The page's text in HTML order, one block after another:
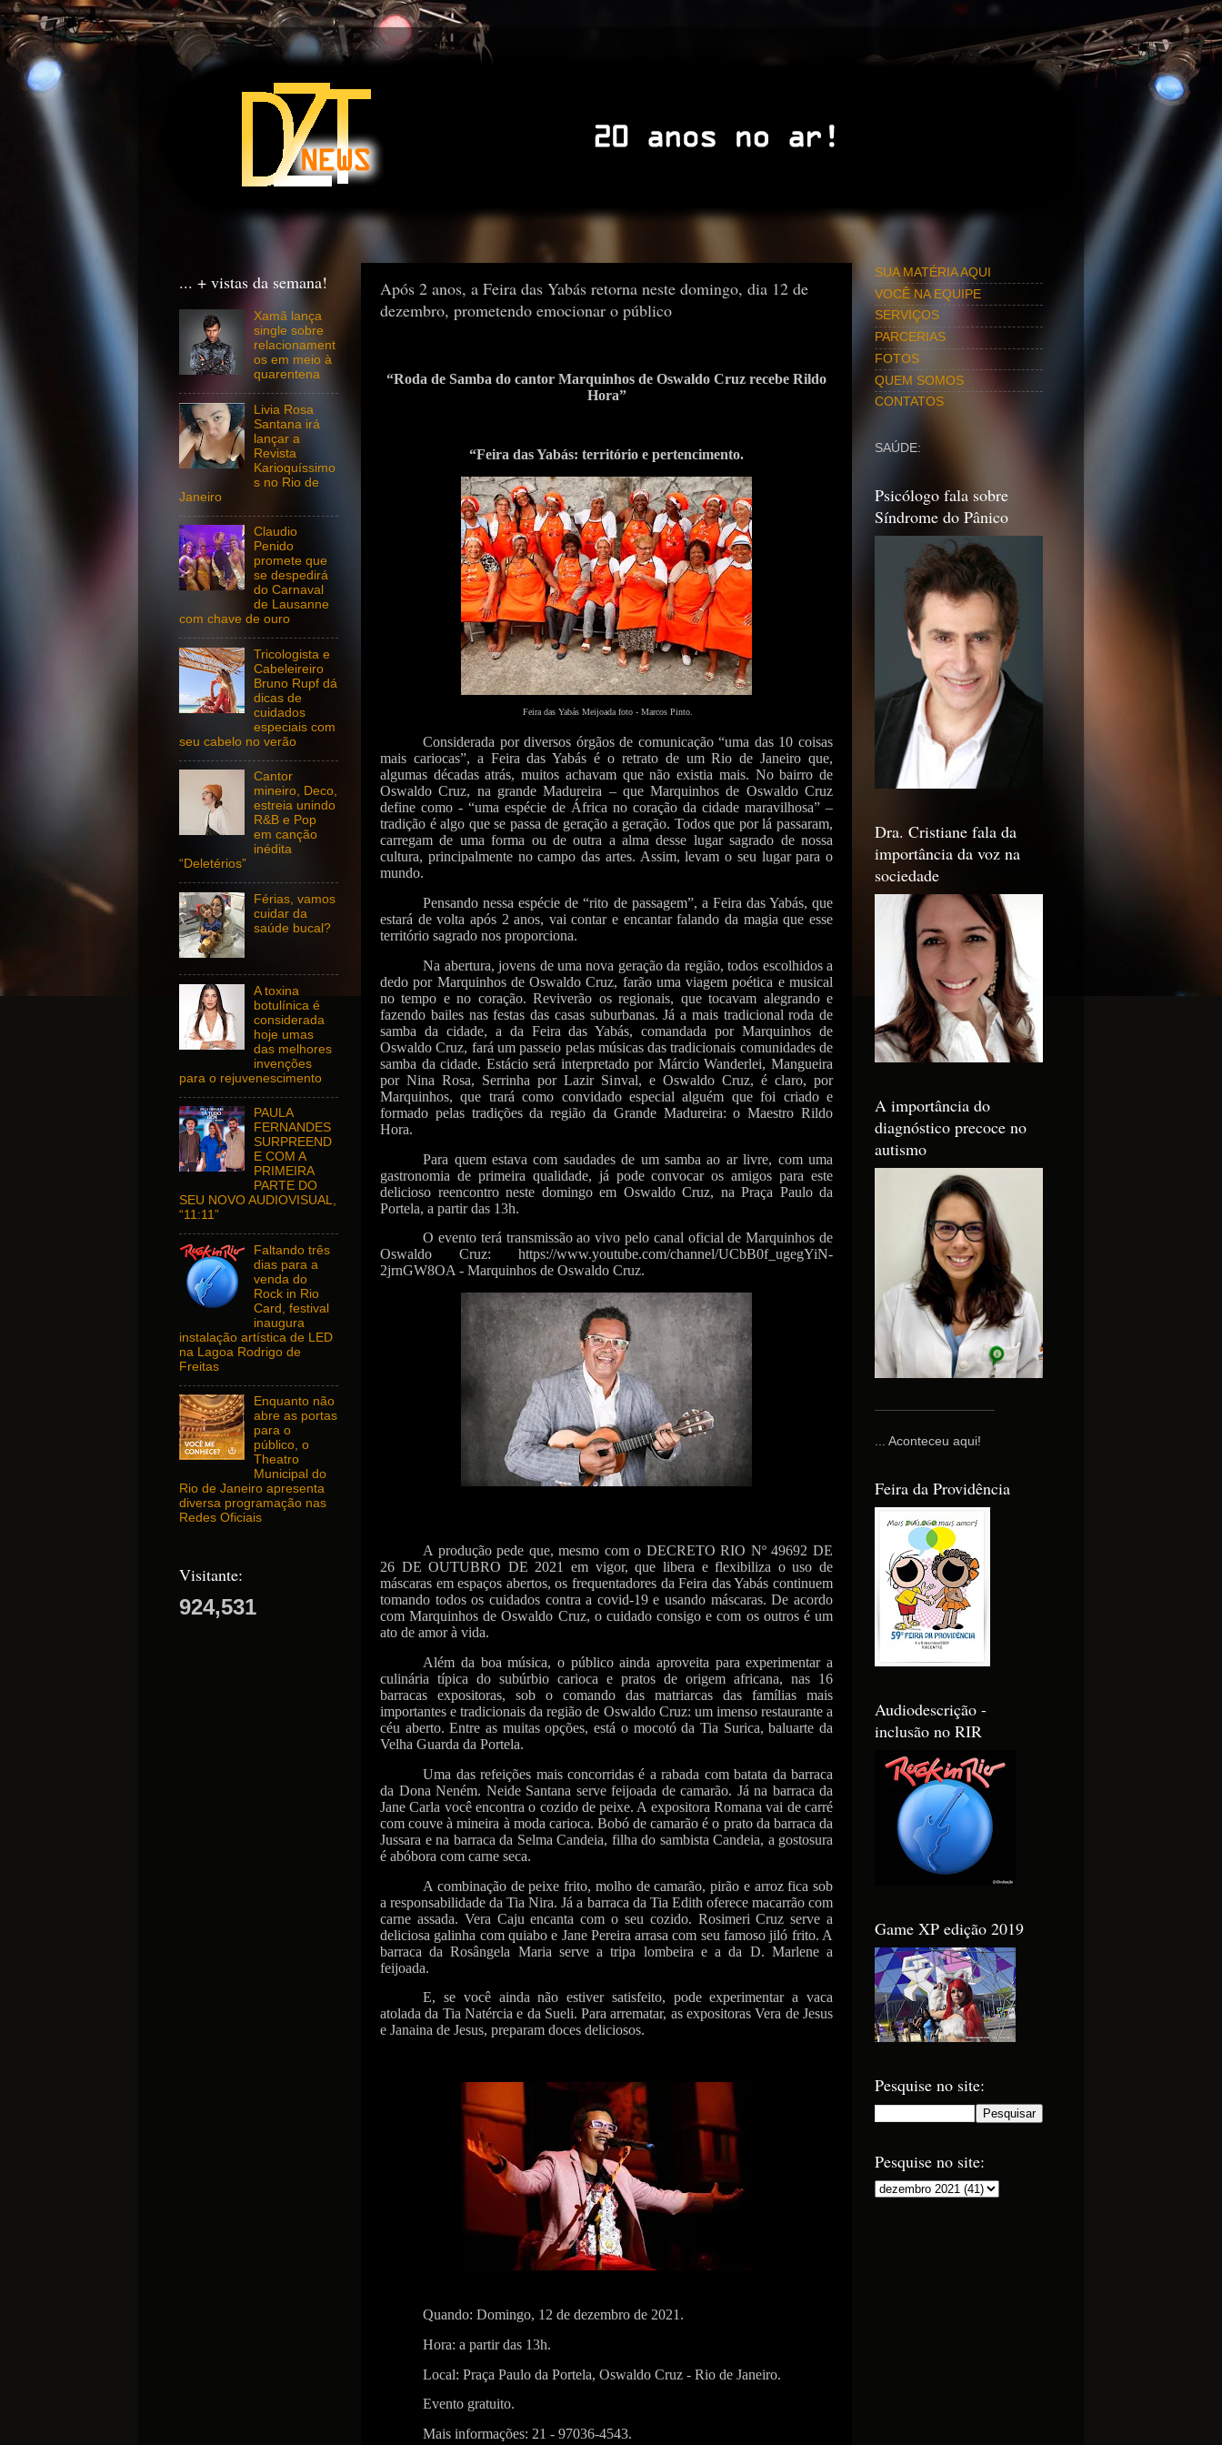
Após 2 anos, a Feira das Yabás retorna neste domingo, dia 12 de
dezembro, prometendo emocionar o público
“Roda de Samba do cantor Marquinhos de Oswaldo Cruz recebe Rildo
Hora”
“Feira das Yabás: território e pertencimento.
Feira das Yabás Meijoada foto - Marcos Pinto.
Considerada por diversos órgãos de comunicação “uma das 10 coisas
mais cariocas”, a Feira das Yabás é o retrato de um Rio de Janeiro que,
algumas décadas atrás, muitos achavam que não existia mais. No bairro de
Oswaldo Cruz, na grande Madureira – que Marquinhos de Oswaldo Cruz
define como - “uma espécie de África no coração da cidade maravilhosa” –
tradição é algo que se passa de geração a geração. Todos que por lá passaram,
carregam de uma forma ou de outra a alma desse lugar sagrado de nossa
cultura, principalmente no campo das artes. Assim, levam o seu lugar para o
mundo.
Pensando nessa espécie de “rito de passagem”, a Feira das Yabás, que
estará de volta após 2 anos, vai contar e encantar falando da magia que esse
território sagrado nos proporciona.
Na abertura, jovens de uma nova geração da região, todos escolhidos a
dedo por Marquinhos de Oswaldo Cruz, farão uma viagem poética e musical
no tempo e no coração. Reviverão os regionais, que tocavam alegrando e
fazendo bailes nas festas das casas suburbanas. Já a mais tradicional roda de
samba da cidade, a da Feira das Yabás, comandada por Marquinhos de
Oswaldo Cruz, fará um passeio pelas músicas das tradicionais comunidades de
samba da cidade. Estácio será interpretado por Márcio Wanderlei, Mangueira
por Nina Rosa, Serrinha por Lazir Sinval, e Oswaldo Cruz, é claro, por
Marquinhos, que trará como convidado especial alguém que foi criado e
formado pelas tradições da região da Grande Madureira: o Maestro Rildo
Hora.
Para quem estava com saudades de um samba ao ar livre, com uma
gastronomia de primeira qualidade, já pode convocar os amigos para este
delicioso reencontro neste domingo em Oswaldo Cruz, na Praça Paulo da
Portela, a partir das 13h.
O evento terá transmissão ao vivo pelo canal oficial de Marquinhos de
Oswaldo Cruz: https://www.youtube.com/channel/UCbB0f_ugegYiN-
2jrnGW8OA - Marquinhos de Oswaldo Cruz.
A produção pede que, mesmo com o DECRETO RIO Nº 49692 DE
26 DE OUTUBRO DE 2021 em vigor, que libera e flexibiliza o uso de
máscaras em espaços abertos, os frequentadores da Feira das Yabás continuem
tomando todos os cuidados contra a covid-19 e usando máscaras. De acordo
com Marquinhos de Oswaldo Cruz, o cuidado consigo e com os outros é um
ato de amor à vida.
Além da boa música, o público ainda aproveita para experimentar a
culinária típica do subúrbio carioca e pratos de origem africana, nas 16
barracas expositoras, sob o comando das matriarcas das famílias mais
importantes e tradicionais da região de Oswaldo Cruz: um imenso restaurante a
céu aberto. Entre as muitas opções, está o mocotó da Tia Surica, baluarte da
Velha Guarda da Portela.
Uma das refeições mais concorridas é a rabada com batata da barraca
da Dona Neném. Neide Santana serve feijoada de camarão. Já na barraca da
Jane Carla você encontra o cozido de peixe. A expositora Romana vai de carré
com couve à mineira à moda carioca. Bobó de camarão é o prato da barraca da
Jussara e na barraca da Selma Candeia, filha do sambista Candeia, a gostosura
é abóbora com carne seca.
A combinação de peixe frito, molho de camarão, pirão e arroz fica sob
a responsabilidade da Tia Nira. Já a barraca da Tia Edith oferece macarrão com
carne assada. Vera Caju encanta com o seu cozido. Rosimeri Cruz serve a
deliciosa galinha com quiabo e Jane Pereira arrasa com seu famoso jiló frito. A
barraca da Rosângela Maria serve a tripa lombeira e a da D. Marlene a
feijoada.
E, se você ainda não estiver satisfeito, pode experimentar a vaca
atolada da Tia Natércia e da Sueli. Para arrematar, as expositoras Vera de Jesus
e Janaina de Jesus, preparam doces deliciosos.
Quando: Domingo, 12 de dezembro de 2021.
Hora: a partir das 13h.
Local: Praça Paulo da Portela, Oswaldo Cruz - Rio de Janeiro.
Evento gratuito.
Mais informações: 21 - 97036-4543.
... + vistas da semana!
Xamã lança
single sobre
relacionament
os em meio à
quarentena
Livia Rosa
Santana irá
lançar a
Revista
Karioquíssimo
s no Rio de
Janeiro
Claudio
Penido
promete que
se despedirá
do Carnaval
de Lausanne
com chave de ouro
Tricologista e
Cabeleireiro
Bruno Rupf dá
dicas de
cuidados
especiais com
seu cabelo no verão
Cantor
mineiro, Deco,
estreia unindo
R&B e Pop
em canção
inédita
“Deletérios”
Férias, vamos
cuidar da
saúde bucal?
A toxina
botulínica é
considerada
hoje umas
das melhores
invenções
para o rejuvenescimento
PAULA
FERNANDES
SURPREEND
E COM A
PRIMEIRA
PARTE DO
SEU NOVO AUDIOVISUAL,
“11:11”
Faltando três
dias para a
venda do
Rock in Rio
Card, festival
inaugura
instalação artística de LED
na Lagoa Rodrigo de
Freitas
Enquanto não
abre as portas
para o
público, o
Theatro
Municipal do
Rio de Janeiro apresenta
diversa programação nas
Redes Oficiais
Visitante:
924,531
SUA MATÉRIA AQUI
VOCÊ NA EQUIPE
SERVIÇOS
PARCERIAS
FOTOS
QUEM SOMOS
CONTATOS
SAÚDE:
Psicólogo fala sobre
Síndrome do Pânico
Dra. Cristiane fala da
importância da voz na
sociedade
A importância do
diagnóstico precoce no
autismo
... Aconteceu aqui!
Feira da Providência
Audiodescrição -
inclusão no RIR
Game XP edição 2019
Pesquise no site:
Pesquise no site: